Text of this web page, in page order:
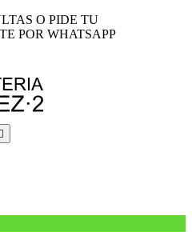
O PIDE TU
POR WHATSAPP
